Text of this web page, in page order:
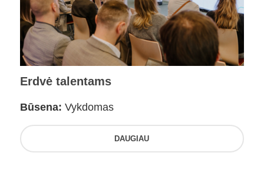
Erdvė talentams
Būsena: Vykdomas
DAUGIAU